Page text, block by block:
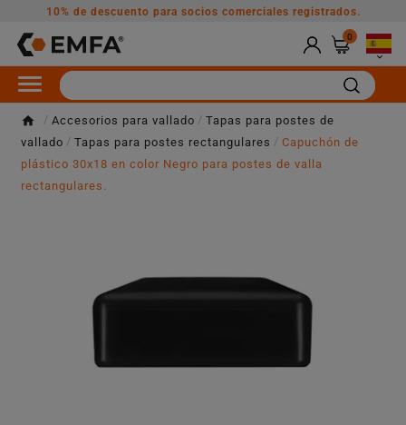
10% de descuento para socios comerciales registrados.
0

Accesorios para vallado
Tapas para postes de
vallado
Tapas para postes rectangulares
Capuchón de
plástico 30x18 en color Negro para postes de valla
rectangulares.